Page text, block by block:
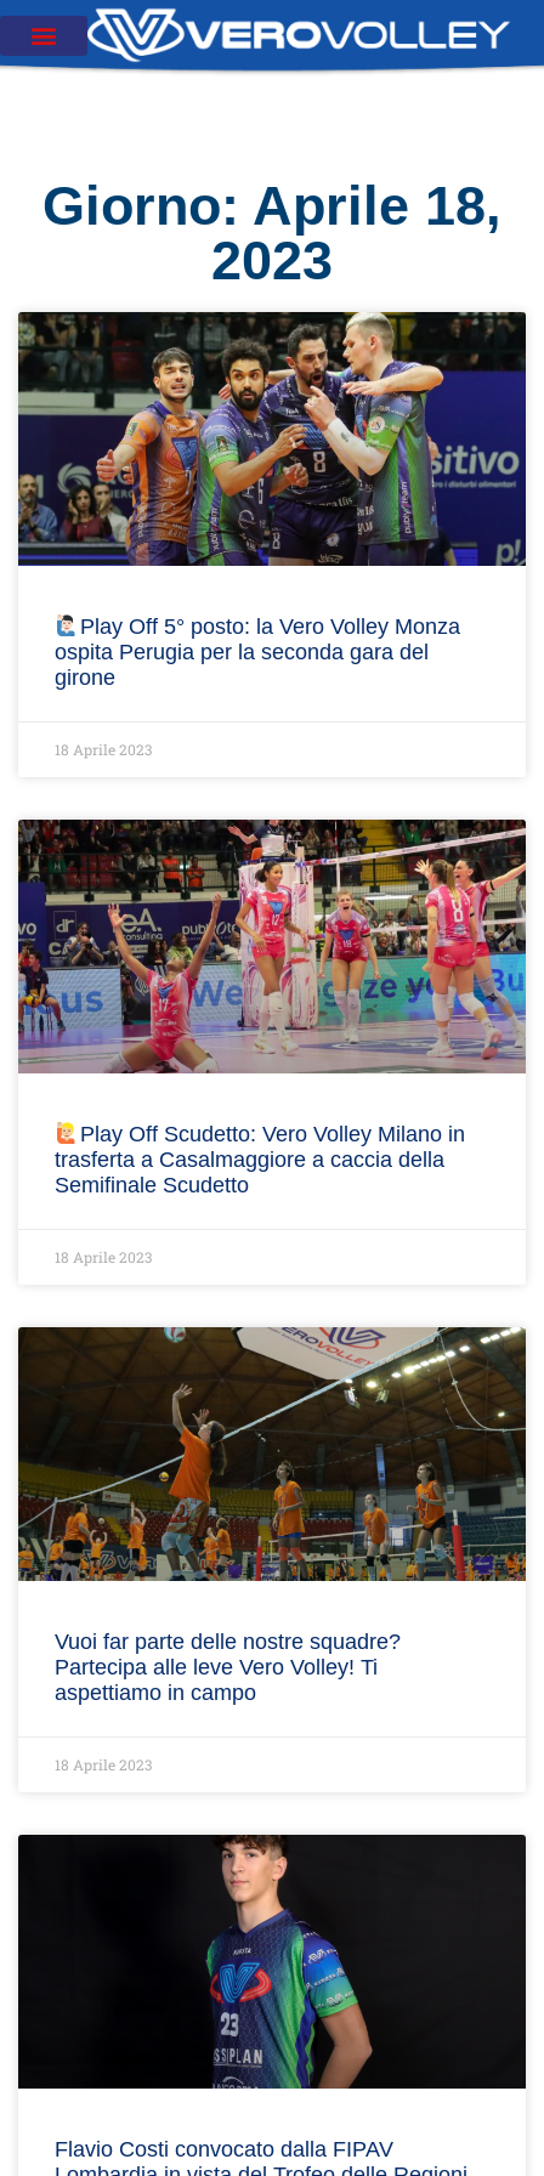
Giorno: Aprile 18,
2023
Play Off 5° posto: la Vero Volley Monza
ospita Perugia per la seconda gara del
girone
18 Aprile 2023
Play Off Scudetto: Vero Volley Milano in
trasferta a Casalmaggiore a caccia della
Semifinale Scudetto
18 Aprile 2023
Vuoi far parte delle nostre squadre?
Partecipa alle leve Vero Volley! Ti
aspettiamo in campo
18 Aprile 2023
Flavio Costi convocato dalla FIPAV